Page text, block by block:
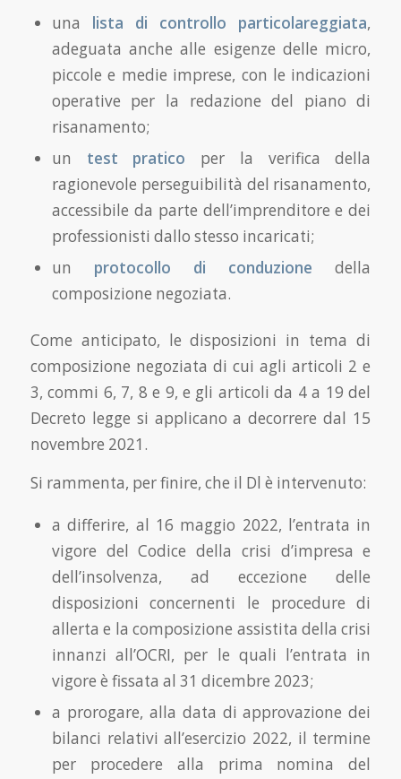
una lista di controllo particolareggiata,
adeguata anche alle esigenze delle micro,
piccole e medie imprese, con le indicazioni
operative per la redazione del piano di
risanamento;
un test pratico per la verifica della
ragionevole perseguibilità del risanamento,
accessibile da parte dell’imprenditore e dei
professionisti dallo stesso incaricati;
un protocollo di conduzione della
composizione negoziata.
Come anticipato, le disposizioni in tema di
composizione negoziata di cui agli articoli 2 e
3, commi 6, 7, 8 e 9, e gli articoli da 4 a 19 del
Decreto legge si applicano a decorrere dal 15
novembre 2021.
Si rammenta, per finire, che il Dl è intervenuto:
a differire, al 16 maggio 2022, l’entrata in
vigore del Codice della crisi d’impresa e
dell’insolvenza, ad eccezione delle
disposizioni concernenti le procedure di
allerta e la composizione assistita della crisi
innanzi all’OCRI, per le quali l’entrata in
vigore è fissata al 31 dicembre 2023;
a prorogare, alla data di approvazione dei
bilanci relativi all’esercizio 2022, il termine
per procedere alla prima nomina del